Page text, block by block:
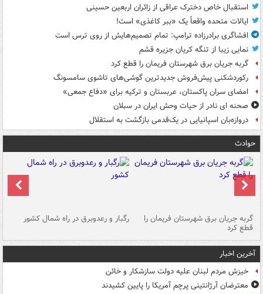
استقبال خاص دخترک عراقی از زائران اربعین حسینی
ایالات متحده واقعاً یک «ببر کاغذی» است!
افشاگری برادرزاده ترامپ: تمام تصمیم‌هایش از روی ترس است
نمایی زیبا از تنگه کریان جزیره قشم
گربه جریان برق شهرستان فریمان را قطع کرد
رکوردشکنی پیش‌فروش جدیدترین گوشی‌های تاشوی سامسونگ
امضای سران پاکستان، عربستان و ترکیه برای «دفاع جمعی»
صحنه ای نادر از حیات وحش ایران در سبلان
دروازه‌بان اسپانیایی در یک‌قدمی بازگشت به استقلال
حوادث
گربه جریان برق شهرستان فریمان را
قطع کرد
رگبار و رعدوبرق در راه شمال کشور
آخرین اخبار
خیزش مردم لبنان علیه دولت سازشکار و خائن
معترضان آرژانتینی پرچم آمریکا را پایین کشیدند